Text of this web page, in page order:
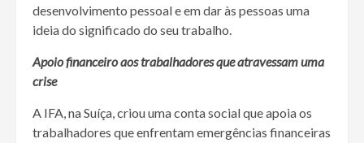
desenvolvimento pessoal e em dar às pessoas uma
ideia do significado do seu trabalho.
Apoio financeiro aos trabalhadores que atravessam uma
crise
A IFA, na Suíça, criou uma conta social que apoia os
trabalhadores que enfrentam emergências financeiras